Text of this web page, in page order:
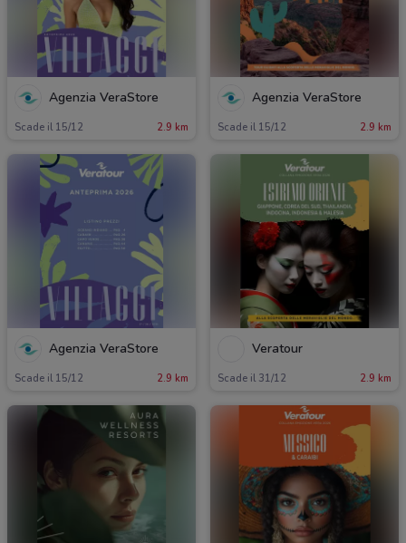
Agenzia VeraStore
Scade il 15/12 2.9 km
Agenzia VeraStore
Scade il 15/12 2.9 km
Agenzia VeraStore
Scade il 15/12 2.9 km
Veratour
Scade il 31/12 2.9 km